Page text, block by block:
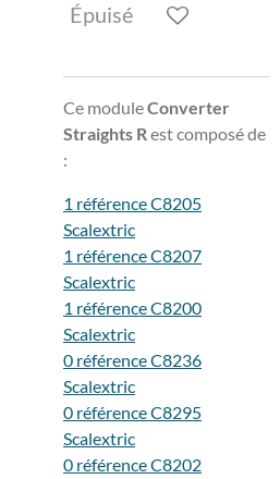
Épuisé
Ce moduleConverter
Straights Rest composé de
:
1 référence C8205
Scalextric
1 référence C8207
Scalextric
1 référence C8200
Scalextric
0 référence C8236
Scalextric
0 référence C8295
Scalextric
0 référence C8202